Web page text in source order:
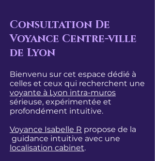
Consultation De
Voyance Centre-ville
de Lyon
Bienvenu sur cet espace dédié à
celles et ceux qui recherchent une
voyante à Lyon intra-muros
sérieuse, expérimentée et
profondément intuitive.
Voyance Isabelle R propose de la
guidance intuitive avec une
localisation cabinet.